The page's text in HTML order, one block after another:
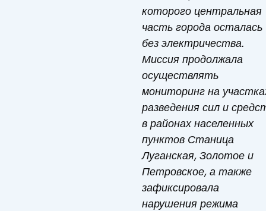
которого центральная
часть города осталась
без электричества.
Миссия продолжала
осуществлять
мониторинг на
разведения сил и
в районах населенных
пунктов Станица
Луганская, Золотое и
Петровское, а также
зафиксировала
нарушения режима